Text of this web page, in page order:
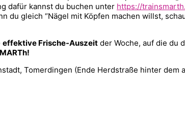
dafür kannst du buchen unter https://
du gleich “Nägel mit Köpfen machen willst,
effektive Frische-Auszeit der Woche, auf die du
Tomerdingen (Ende Herdstraße hinter dem